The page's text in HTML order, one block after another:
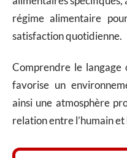
régime alimentaire
satisfaction quotidienne.
Comprendre le
favorise un
ainsi une atmosphère
relation entre l’humain et